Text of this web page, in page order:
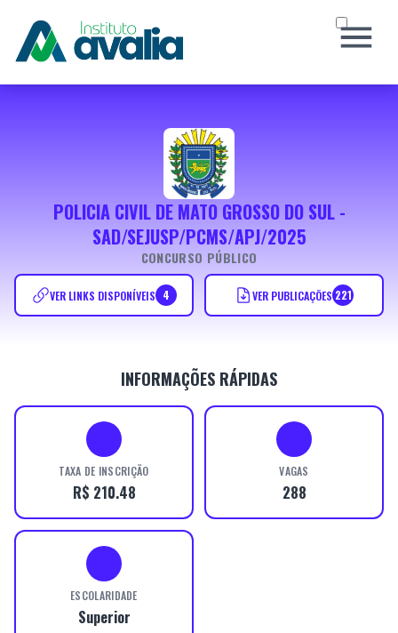
O INSTITUTO
CONCURSOS
NOTÍCIAS
CERTIFICADO
CONTATO
Área do Candidato
POLICIA CIVIL DE MATO GROSSO DO SUL -
SAD/SEJUSP/PCMS/APJ/2025
CONCURSO PÚBLICO
VER LINKS DISPONÍVEIS 4 VER PUBLICAÇÕES 221
INFORMAÇÕES RÁPIDAS
TAXA DE INSCRIÇÃO
R$ 210.48
VAGAS
288
ESCOLARIDADE
Superior